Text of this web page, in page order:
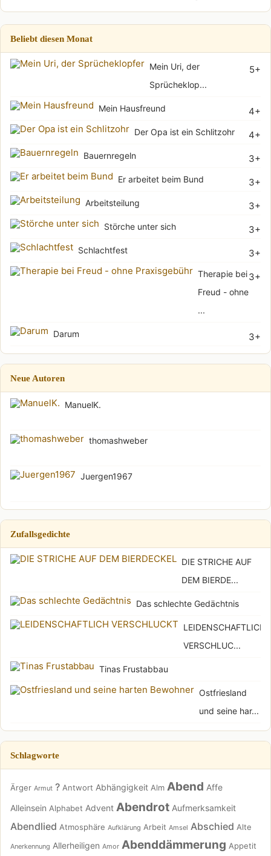
Beliebt diesen Monat
5+
Mein Uri, der
Sprücheklop...
4+
Mein Hausfreund
4+
Der Opa ist ein Schlitzohr
3+
Bauernregeln
3+
Er arbeitet beim Bund
3+
Arbeitsteilung
3+
Störche unter sich
3+
Schlachtfest
3+
Therapie bei
Freud - ohne
...
3+
Darum
Neue Autoren
ManuelK.
thomashweber
Juergen1967
Zufallsgedichte
DIE STRICHE AUF
DEM BIERDE...
Das schlechte Gedächtnis
LEIDENSCHAFTLICH
VERSCHLUC...
Tinas Frustabbau
Ostfriesland
und seine har...
Schlagworte
Ärger Armut ? Antwort Abhängigkeit Alm Abend Affe
Alleinsein Alphabet Advent Abendrot Aufmerksamkeit
Abendlied Atmosphäre Aufklärung Arbeit Amsel Abschied Alte
Anerkennung Allerheiligen Amor Abenddämmerung Appetit